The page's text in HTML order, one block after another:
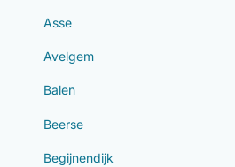
Asse
Avelgem
Balen
Beerse
Begijnendijk